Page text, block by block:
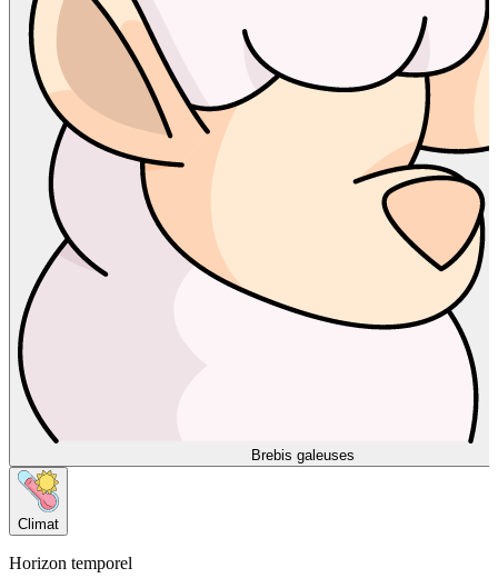
Brebis galeuses
Climat
Horizon temporel